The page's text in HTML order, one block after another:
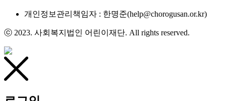
개인정보관리책임자 : 한명준(help@chorogusan.or.kr)
ⓒ 2023. 사회복지법인 어린이재단. All rights reserved.